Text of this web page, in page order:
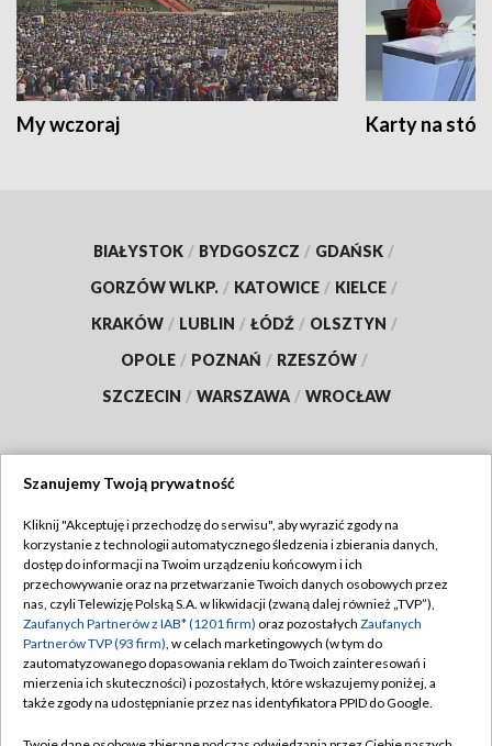
My wczoraj Karty na
BIAŁYSTOK / BYDGOSZCZ / GDAŃSK /
GORZÓW WLKP. / KATOWICE / KIELCE /
KRAKÓW / LUBLIN / ŁÓDŹ / OLSZTYN /
OPOLE / POZNAŃ / RZESZÓW /
SZCZECIN / WARSZAWA / WROCŁAW
TVP
Abonament TVP
Emisja w TVP
Centrum informacji TVP
Naziemna Telewizja Cyfrowa
Regulamin TVP
Polityka prywatności
Moje zgody
Pomoc
Szanujemy Twoją prywatność
Kliknij "Akceptuję i przechodzę do serwisu", aby wyrazić zgody na
korzystanie z technologii automatycznego śledzenia i zbierania danych,
dostęp do informacji na Twoim urządzeniu końcowym i ich
przechowywanie oraz na przetwarzanie Twoich danych osobowych przez
nas, czyli Telewizję Polską S.A. w likwidacji (zwaną dalej również „TVP”),
Zaufanych Partnerów z IAB* (1201 firm) oraz pozostałych Zaufanych
Partnerów TVP (93 firm), w celach marketingowych (w tym do
zautomatyzowanego dopasowania reklam do Twoich zainteresowań i
mierzenia ich skuteczności) i pozostałych, które wskazujemy poniżej, a
także zgody na udostępnianie przez nas identyfikatora PPID do Google.